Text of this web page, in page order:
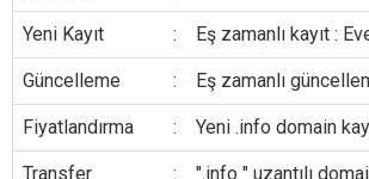
Yeni Kayıt : Eş zamanlı kayıt :
Güncelleme : Eş zamanlı
Fiyatlandırma : Yeni .info domain
Transfer : ".info " uzantılı